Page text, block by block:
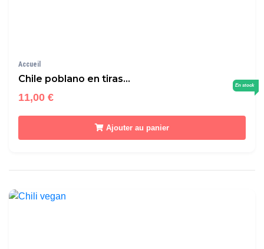
Accueil
Chile poblano en tiras...
11,00 €
En stock
Ajouter au panier